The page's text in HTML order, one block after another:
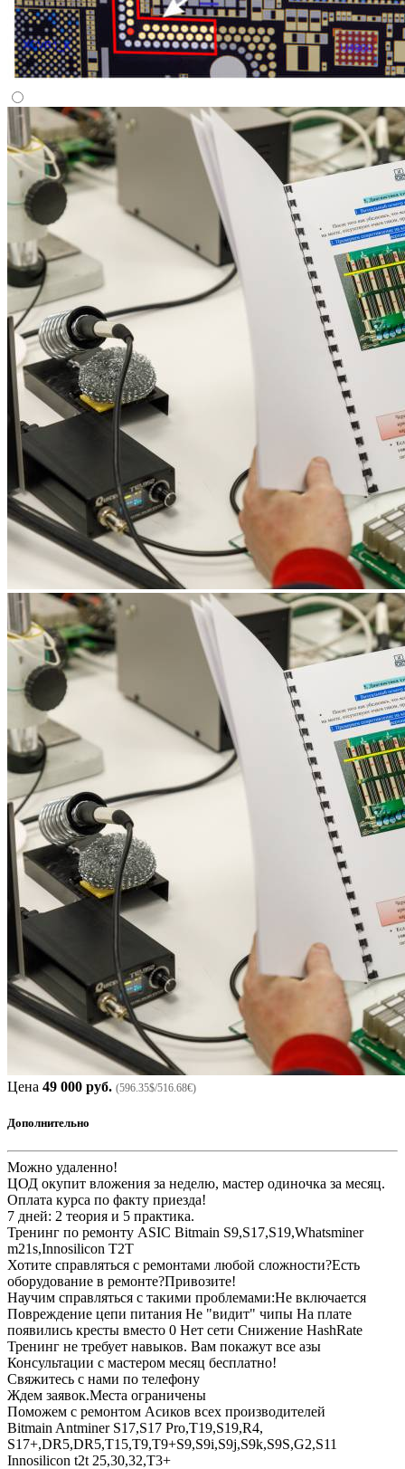
Цена 49 000 руб. (596.35$/516.68€)
Дополнительно
Можно удаленно!
ЦОД окупит вложения за неделю, мастер одиночка за месяц.
Оплата курса по факту приезда!
7 дней: 2 теория и 5 практика.
Тренинг по ремонту ASIC Bitmain S9,S17,S19,Whatsminer
m21s,Innosilicon T2T
Хотите справляться с ремонтами любой сложности?Есть
оборудование в ремонте?Привозите!
Научим справляться с такими проблемами:Не включается
Повреждение цепи питания Не "видит" чипы На плате
появились кресты вместо 0 Нет сети Снижение HashRate
Тренинг не требует навыков. Вам покажут все азы
Консультации с мастером месяц бесплатно!
Свяжитесь с нами по телефону
Ждем заявок.Места ограничены
Поможем с ремонтом Асиков всех производителей
Bitmain Antminer S17,S17 Pro,T19,S19,R4,
S17+,DR5,DR5,T15,T9,T9+S9,S9i,S9j,S9k,S9S,G2,S11
Innosilicon t2t 25,30,32,T3+